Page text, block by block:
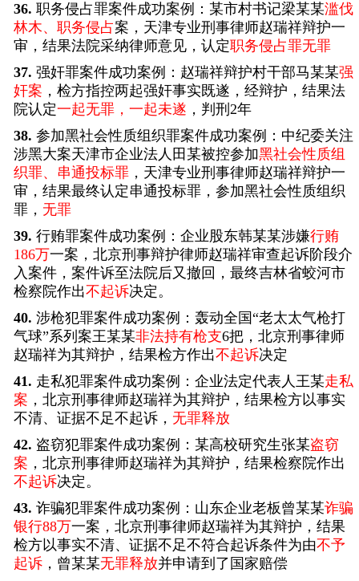
36. 职务侵占罪案件成功案例：某市村书记梁某某滥伐
林木、职务侵占案，天津专业刑事律师赵瑞祥辩护一
审，结果法院采纳律师意见，认定职务侵占罪无罪
37. 强奸罪案件成功案例：赵瑞祥辩护村干部马某某强
奸案 ，检方指控两起强奸事实既遂，经辩护，结果法
院认定一起无罪，一起未遂 ，判刑2年
38. 参加黑社会性质组织罪案件成功案例：中纪委关注
涉黑大案天津市企业法人田某被控参加黑社会性质组
织罪、串通投标罪 ，天津专业刑事律师赵瑞祥辩护一
审，结果最终认定串通投标罪，参加黑社会性质组织
罪， 无罪
39. 行贿罪案件成功案例：企业股东韩某某涉嫌行贿
186万一案，北京刑事辩护律师赵瑞祥审查起诉阶段介
入案件，案件诉至法院后又撤回，最终吉林省蛟河市
检察院作出不起诉决定。
40. 涉枪犯罪案件成功案例：轰动全国“老太太气枪打
气球”系列案王某某非法持有枪支6把，北京刑事律师
赵瑞祥为其辩护，结果检方作出不起诉决定
41. 走私犯罪案件成功案例：企业法定代表人王某走私
案 ，北京刑事律师赵瑞祥为其辩护，结果检方以事实
不清、证据不足不起诉， 无罪释放
42. 盗窃犯罪案件成功案例：某高校研究生张某盗窃
案 ，北京刑事律师赵瑞祥为其辩护，结果检察院作出
不起诉决定。
43. 诈骗犯罪案件成功案例：山东企业老板曾某某诈骗
银行88万一案，北京刑事律师赵瑞祥为其辩护，结果
检方以事实不清、证据不足不符合起诉条件为由不予
起诉 ，曾某某无罪释放并申请到了国家赔偿